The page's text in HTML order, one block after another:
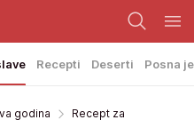
Recepti Deserti Posna
godina
Recept za